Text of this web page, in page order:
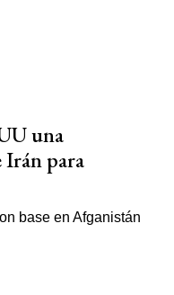
una
Irán para